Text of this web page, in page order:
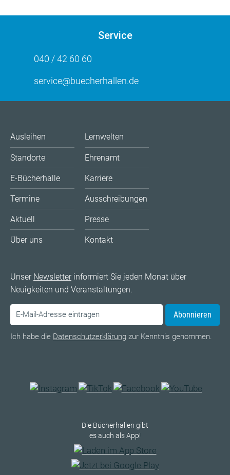
Service
040 / 42 60 60
service@buecherhallen.de
Ausleihen
Standorte
E-Bücherhalle
Termine
Aktuell
Über uns
Lernwelten
Ehrenamt
Karriere
Ausschreibungen
Presse
Kontakt
Unser Newsletterinformiert Sie jeden Monat über
Neuigkeiten und Veranstaltungen.
Abonnieren
Ich habe die Datenschutzerklärung zur Kenntnis genommen.
Die Bücherhallen gibt
es auch als App!